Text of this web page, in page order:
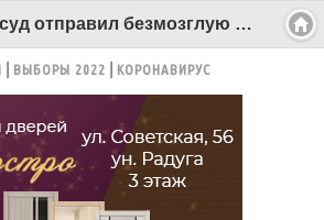
В Поморье суд отправил безмозглую жительницу Самары в колонию за обман стариков - Беломорканал Северодвинск tv29.ru
ВЫБОРЫ 2022 КОРОНАВИРУС